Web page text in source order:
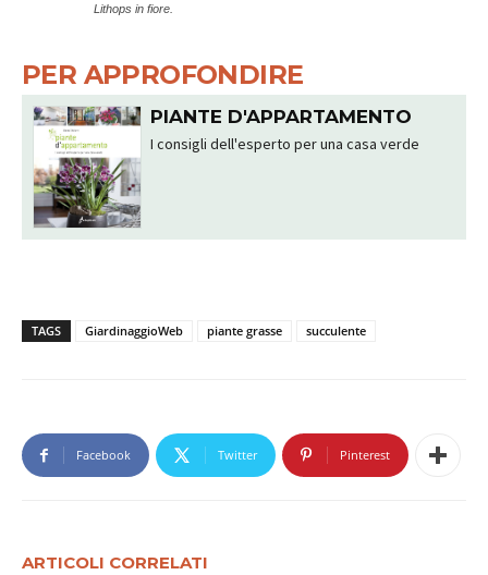
Lithops in fiore.
PER APPROFONDIRE
PIANTE D'APPARTAMENTO
I consigli dell'esperto per una casa verde
TAGS GiardinaggioWeb piante grasse succulente
Facebook Twitter Pinterest
ARTICOLI CORRELATI